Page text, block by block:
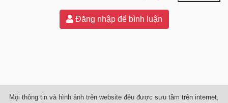
Đăng nhập để bình luận
Mọi thông tin và hình ảnh trên website đều được sưu tầm trên internet,